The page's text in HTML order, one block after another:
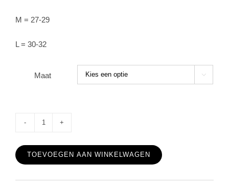
M = 27-29
L = 30-32
Maat 
strawberries
TOEVOEGEN AAN WINKELWAGEN